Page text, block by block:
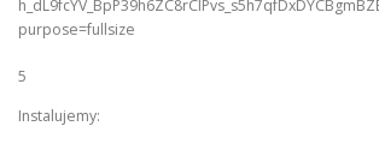
5
Instalujemy: